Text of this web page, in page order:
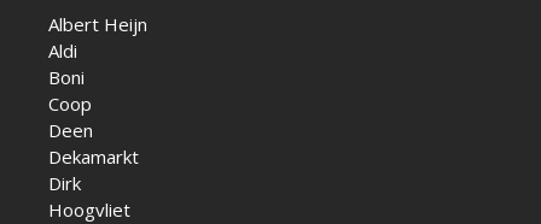
Albert Heijn
Aldi
Boni
Coop
Deen
Dekamarkt
Dirk
Hoogvliet